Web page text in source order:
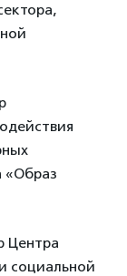
«Образ
Центра
социальной